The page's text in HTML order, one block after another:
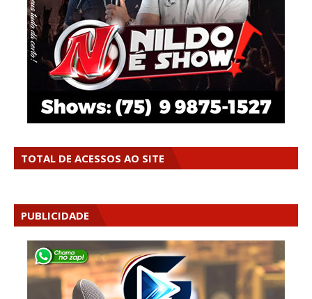
TOTAL DE ACESSOS AO SITE
PUBLICIDADE